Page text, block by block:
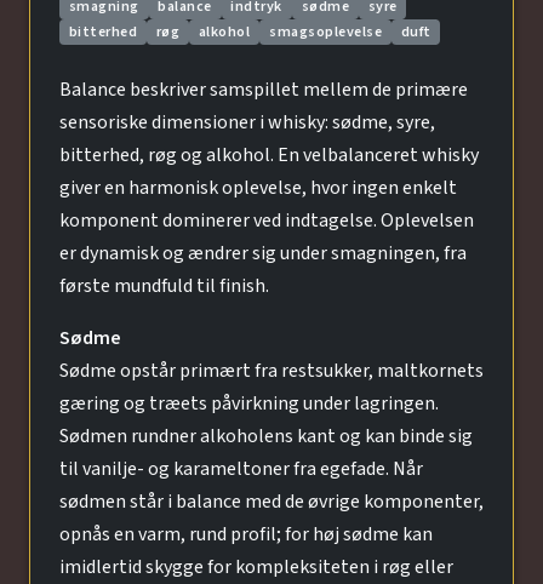
smagning balance indtryk sødme
syre
bitterhed
røg alkohol smagsoplevelse duft
Balance beskriver samspillet mellem de primære
sensoriske dimensioner i whisky: sødme, syre,
bitterhed, røg og alkohol. En velbalanceret whisky
giver en harmonisk oplevelse, hvor ingen enkelt
komponent dominerer ved indtagelse. Oplevelsen
er dynamisk og ændrer sig under smagningen, fra
første mundfuld til finish.
Sødme
Sødme opstår primært fra restsukker, maltkornets
gæring og træets påvirkning under lagringen.
Sødmen rundner alkoholens kant og kan binde sig
til vanilje- og karameltoner fra egefade. Når
sødmen står i balance med de øvrige komponenter,
opnås en varm, rund profil; for høj sødme kan
imidlertid skygge for kompleksiteten i røg eller